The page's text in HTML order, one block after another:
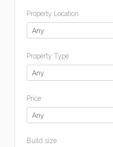
Property Location
Any
Property Type
Any
Price
Any
Build size